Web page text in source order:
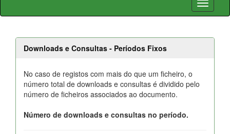
Downloads e Consultas - Períodos Fixos
No caso de registos com mais do que um ficheiro, o
número total de downloads e consultas é dividido pelo
número de ficheiros associados ao documento.
Número de downloads e consultas no período.